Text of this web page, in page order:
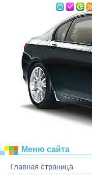
Меню сайта
Главная страница